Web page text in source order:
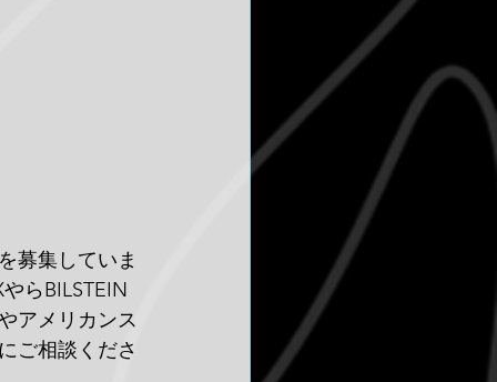
募集していま
らBILSTEIN
アメリカンス
ご相談くださ